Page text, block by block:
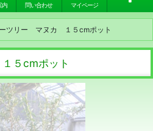
内 問い合わせ マイページ
ツリー マヌカ １５cmポット
５cmポット